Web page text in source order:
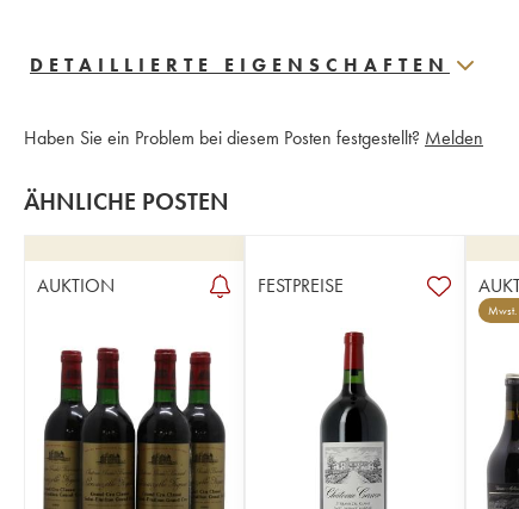
DETAILLIERTE EIGENSCHAFTEN
Haben Sie ein Problem bei diesem Posten festgestellt? Melden
ÄHNLICHE POSTEN
AUKTION FESTPREISE
Mwst.